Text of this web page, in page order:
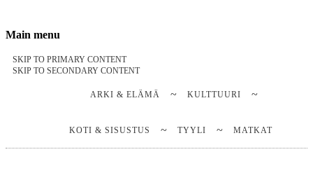
Notes on a life
Stella Harasek & Jarno Jussila
Main menu
SKIP TO PRIMARY CONTENT
SKIP TO SECONDARY CONTENT
ARKI & ELÄMÄ KULTTUURI
KOTI & SISUSTUS TYYLI MATKAT